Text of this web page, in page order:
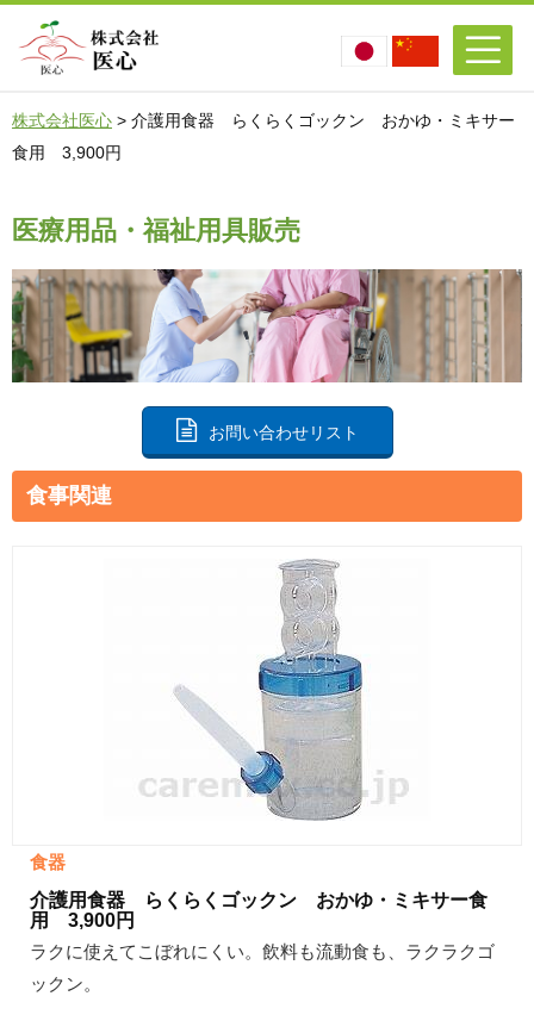
株式会社医心 > 介護用食器 らくらくゴックン おかゆ・ミキサー
食用 3,900円
医療用品・福祉用具販売
お問い合わせリスト
食事関連
食器
介護用食器 らくらくゴックン おかゆ・ミキサー食
用 3,900円
ラクに使えてこぼれにくい。飲料も流動食も、ラクラクゴ
ックン。